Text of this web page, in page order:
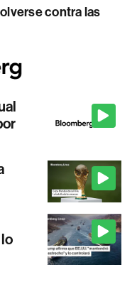
contra las